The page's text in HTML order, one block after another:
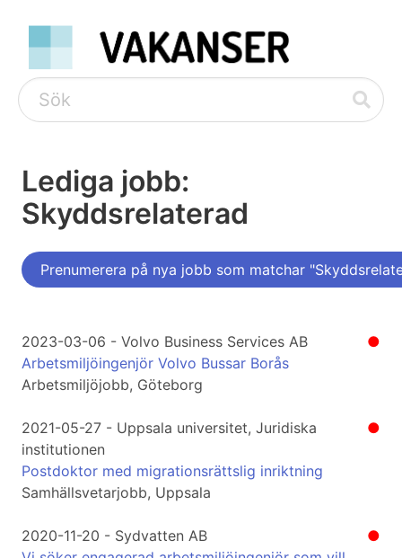
Lediga jobb:
Skyddsrelaterad
Prenumerera på nya jobb som matchar
●
2023-03-06 - Volvo Business Services AB
Arbetsmiljöingenjör Volvo Bussar Borås
Arbetsmiljöjobb, Göteborg
●
2021-05-27 - Uppsala universitet, Juridiska
institutionen
Postdoktor med migrationsrättslig inriktning
Samhällsvetarjobb, Uppsala
●
2020-11-20 - Sydvatten AB